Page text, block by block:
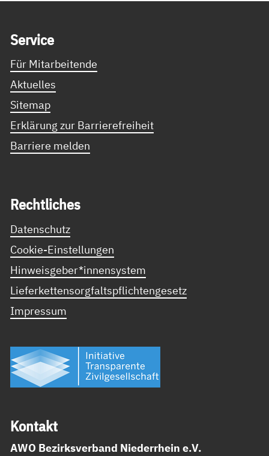
Ser­vice
Für Mitarbeitende
Aktuelles
Sitemap
Erklärung zur Barrierefreiheit
Barriere melden
Recht­li­ches
Datenschutz
Cookie-Einstellungen
Hinweisgeber*innensystem
Lieferkettensorgfaltspflichtengesetz
Impressum
Kon­takt
AWO Bezirksverband Niederrhein e.V.